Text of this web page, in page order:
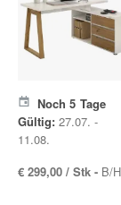
Noch 5 Tage
Gültig: 27.07. -
11.08.
€ 299,00 / Stk - B/